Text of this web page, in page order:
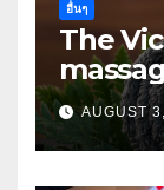
อื่นๆ
The
AUGUST